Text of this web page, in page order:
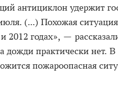
антициклон удержит
(...) Похожая
2012 годах», —
дожди практически нет. В
пожароопасная